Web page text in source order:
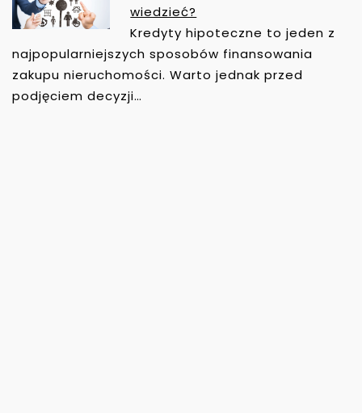
wiedzieć?
Kredyty hipoteczne to jeden z
najpopularniejszych sposobów finansowania
zakupu nieruchomości. Warto jednak przed
podjęciem decyzji…